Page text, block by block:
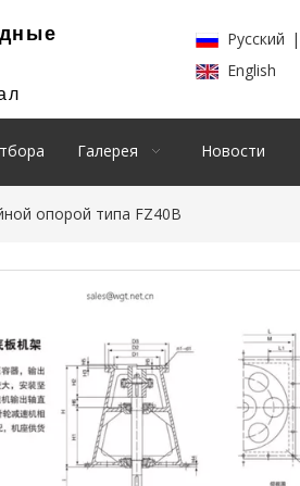
Pусский |
English
Галерея Новости
опорой типа FZ40B